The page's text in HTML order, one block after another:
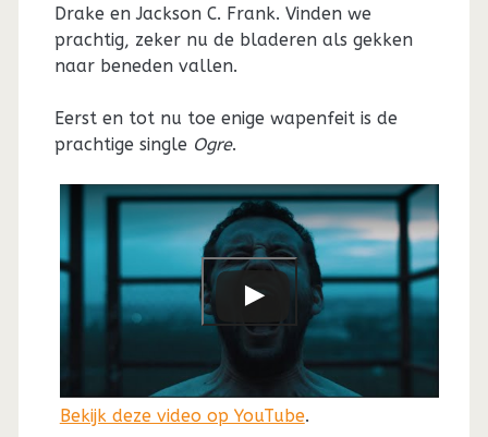
Drake en Jackson C. Frank. Vinden we
prachtig, zeker nu de bladeren als gekken
naar beneden vallen.
Eerst en tot nu toe enige wapenfeit is de
prachtige single Ogre.
Bekijk deze video op YouTube.